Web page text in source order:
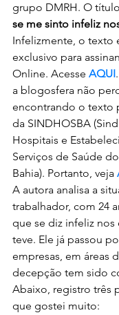
grupo DMRH. O
se me sinto infeliz
Infelizmente, o texto
exclusivo para
Online. Acesse AQUI
a blogosfera não
encontrando o texto
da SINDHOSBA
Hospitais e
Serviços de Saúde
Bahia). Portanto, veja
A autora analisa a
trabalhador, com 24
que se diz infeliz
teve. Ele já passou
empresas, em áreas
decepção tem sido
Abaixo, registro três
que gostei muito: